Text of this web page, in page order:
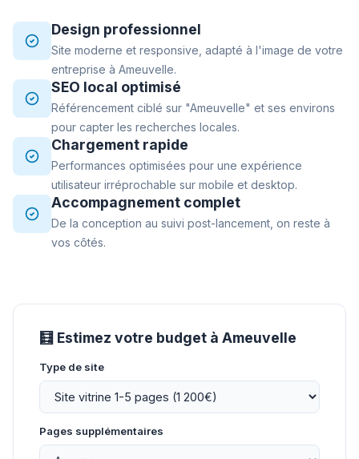
Design professionnel
Site moderne et responsive, adapté à l'image de votre
entreprise à Ameuvelle.
SEO local optimisé
Référencement ciblé sur "Ameuvelle" et ses environs
pour capter les recherches locales.
Chargement rapide
Performances optimisées pour une expérience
utilisateur irréprochable sur mobile et desktop.
Accompagnement complet
De la conception au suivi post-lancement, on reste à
vos côtés.
🧮 Estimez votre budget à Ameuvelle
Type de site
Pages supplémentaires